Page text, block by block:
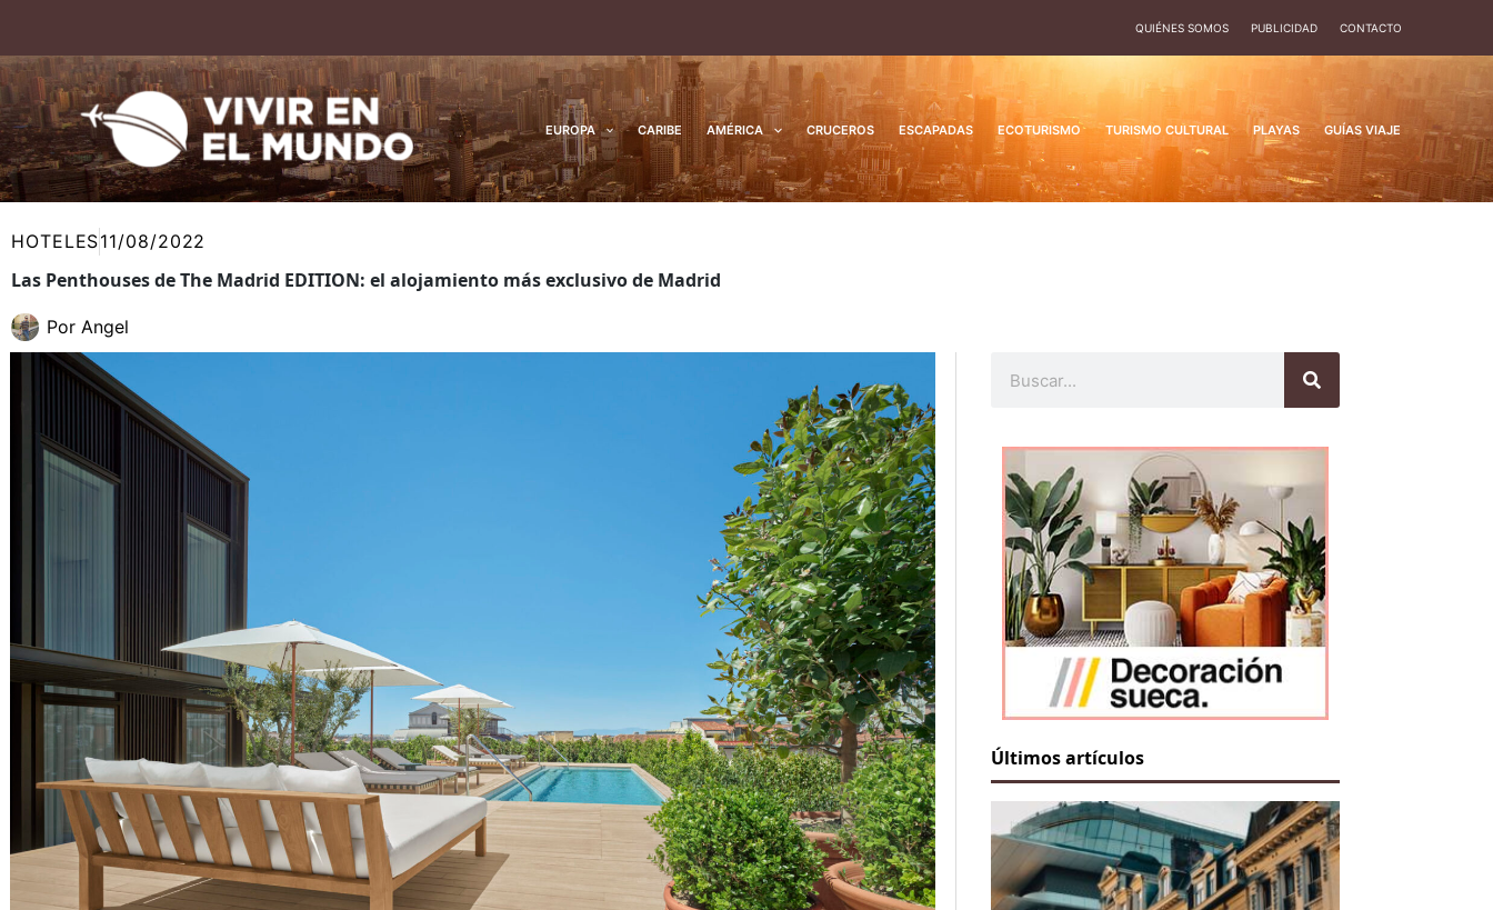
contenido
QUIÉNES SOMOS PUBLICIDAD CONTACTO
EUROPA CARIBE AMÉRICA CRUCEROS ESCAPADAS ECOTURISMO TURISMO CULTURAL PLAYAS GUÍAS VIAJE
HOTELES11/08/2022
Las Penthouses de The Madrid EDITION: el alojamiento más exclusivo de Madrid
Por Angel
Últimos artículos